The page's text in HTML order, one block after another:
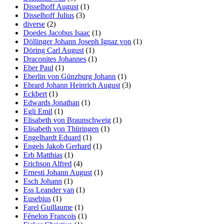
Disselhoff August (1)
Disselhoff Julius (3)
diverse (2)
Doedes Jacobus Isaac (1)
Döllinger Johann Joseph Ignaz von (1)
Döring Carl August (1)
Draconites Johannes (1)
Eber Paul (1)
Eberlin von Günzburg Johann (1)
Ebrard Johann Heinrich August (3)
Eckbert (1)
Edwards Jonathan (1)
Egli Emil (1)
Elisabeth von Braunschweig (1)
Elisabeth von Thüringen (1)
Engelhardt Eduard (1)
Engels Jakob Gerhard (1)
Erb Matthias (1)
Erichson Alfred (4)
Ernesti Johann August (1)
Esch Johann (1)
Ess Leander van (1)
Eusebius (1)
Farel Guillaume (1)
Fénelon Francois (1)